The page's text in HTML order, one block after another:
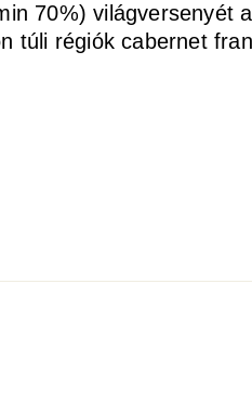
70%) világversenyét a
túli régiók cabernet